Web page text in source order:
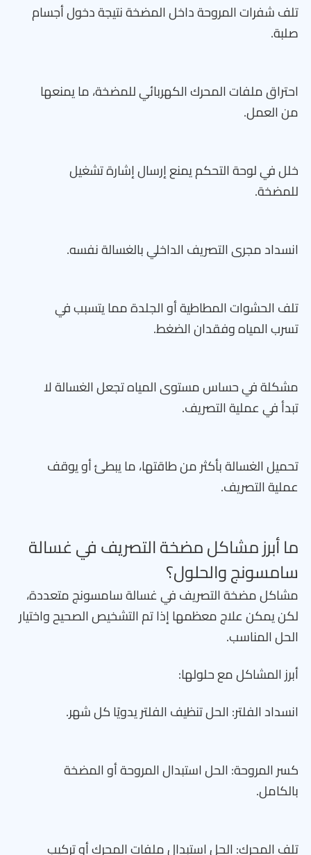
تلف شفرات المروحة داخل المضخة نتيجة دخول أجسام
صلبة.
احتراق ملفات المحرك الكهربائي للمضخة، ما يمنعها
من العمل.
خلل في لوحة التحكم يمنع إرسال إشارة تشغيل
للمضخة.
انسداد مجرى التصريف الداخلي بالغسالة نفسه.
تلف الحشوات المطاطية أو الجلدة مما يتسبب في
تسرب المياه وفقدان الضغط.
مشكلة في حساس مستوى المياه تجعل الغسالة لا
تبدأ في عملية التصريف.
تحميل الغسالة بأكثر من طاقتها، ما يبطئ أو يوقف
عملية التصريف.
ما أبرز مشاكل مضخة التصريف في غسالة
سامسونج والحلول؟
مشاكل مضخة التصريف في غسالة سامسونج متعددة،
لكن يمكن علاج معظمها إذا تم التشخيص الصحيح واختيار
الحل المناسب.
أبرز المشاكل مع حلولها:
انسداد الفلتر: الحل تنظيف الفلتر يدويًا كل شهر.
كسر المروحة: الحل استبدال المروحة أو المضخة
بالكامل.
تلف المحرك: الحل استبدال ملفات المحرك أو تركيب